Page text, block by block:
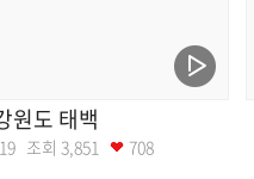
원도 태백
조회 3,851 708